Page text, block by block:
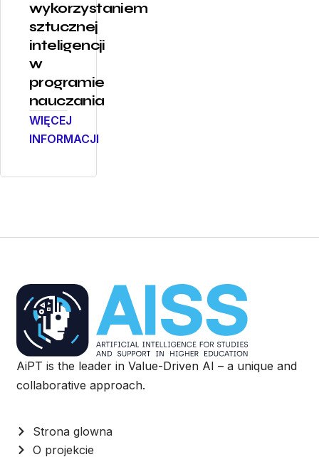
wykorzystaniem
sztucznej
inteligencji
w
programie
nauczania
WIĘCEJ
INFORMACJI
AiPT is the leader in Value-Driven AI – a unique and
collaborative approach.
Strona glowna
O projekcie